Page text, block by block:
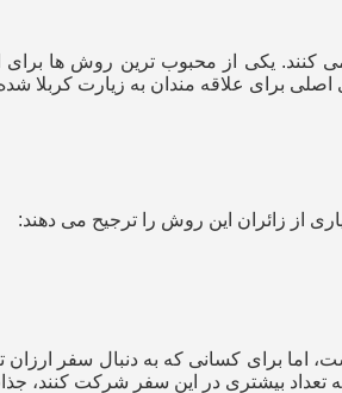
کنند. یکی از محبوب‌ ترین روش‌ ها برای
اصلی برای علاقه‌ مندان به زیارت کربلا
از زائران این روش را ترجیح می‌ دهند:
اما برای کسانی که به دنبال سفر ارزان‌
تعداد بیشتری در این سفر شرکت کنند،